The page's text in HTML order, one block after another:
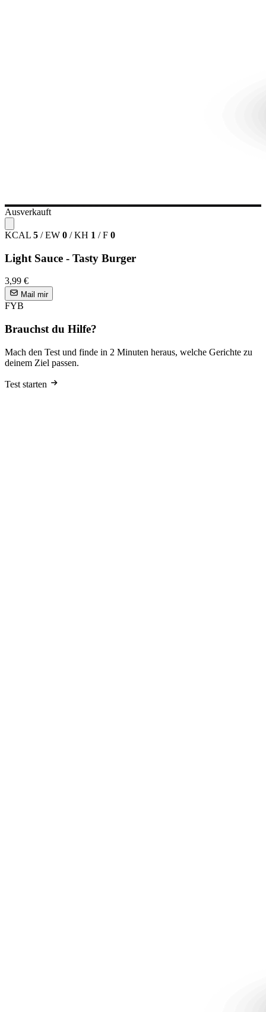
Ausverkauft
KCAL 5 / EW 0 / KH 1 / F 0
Light Sauce - Tasty Burger
3,99 €
Mail mir
FYB
Brauchst du Hilfe?
Mach den Test und finde in 2 Minuten heraus, welche Gerichte zu
deinem Ziel passen.
Test starten